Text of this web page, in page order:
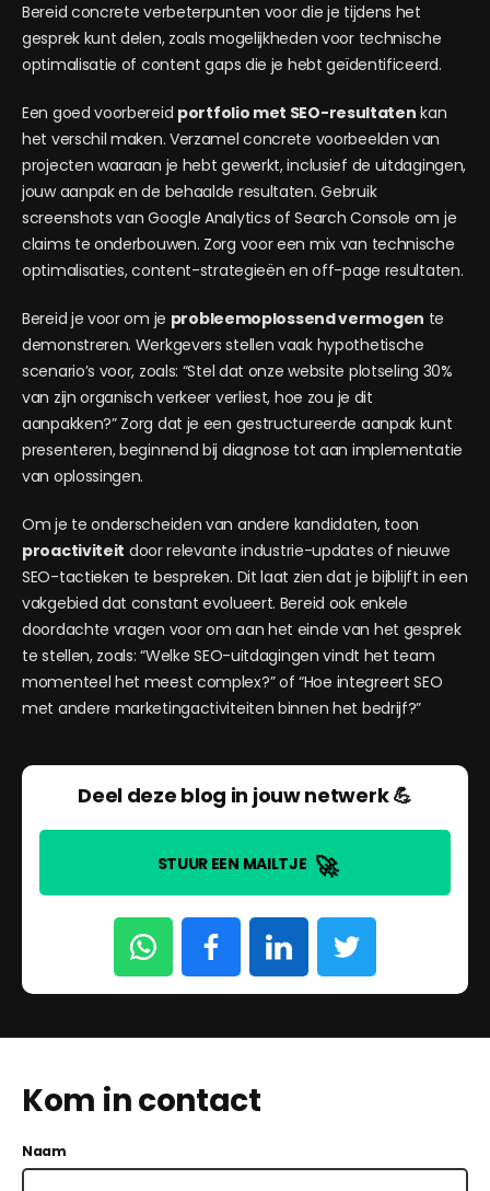
Bereid concrete verbeterpunten voor die je tijdens het
gesprek kunt delen, zoals mogelijkheden voor technische
optimalisatie of content gaps die je hebt geïdentificeerd.
Een goed voorbereid portfolio met SEO-resultaten kan
het verschil maken. Verzamel concrete voorbeelden van
projecten waaraan je hebt gewerkt, inclusief de uitdagingen,
jouw aanpak en de behaalde resultaten. Gebruik
screenshots van Google Analytics of Search Console om je
claims te onderbouwen. Zorg voor een mix van technische
optimalisaties, content-strategieën en off-page resultaten.
Bereid je voor om je probleemoplossend vermogen te
demonstreren. Werkgevers stellen vaak hypothetische
scenario’s voor, zoals: “Stel dat onze website plotseling 30%
van zijn organisch verkeer verliest, hoe zou je dit
aanpakken?” Zorg dat je een gestructureerde aanpak kunt
presenteren, beginnend bij diagnose tot aan implementatie
van oplossingen.
Om je te onderscheiden van andere kandidaten, toon
proactiviteit door relevante industrie-updates of nieuwe
SEO-tactieken te bespreken. Dit laat zien dat je bijblijft in een
vakgebied dat constant evolueert. Bereid ook enkele
doordachte vragen voor om aan het einde van het gesprek
te stellen, zoals: “Welke SEO-uitdagingen vindt het team
momenteel het meest complex?” of “Hoe integreert SEO
met andere marketingactiviteiten binnen het bedrijf?”
Deel deze blog in jouw netwerk 💪
STUUR EEN MAILTJE 🚀
Kom in contact
Naam